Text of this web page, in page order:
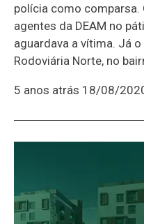
polícia como
agentes da DEAM no
aguardava a vítima. Já
Rodoviária Norte, no
5 anos atrás 18/08/